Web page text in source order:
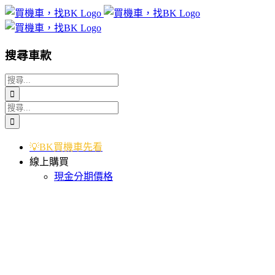
Skip
to
content
搜尋車款
搜
索
結
果：
搜
索
💡BK買機車先看
線上購買
現金分期價格